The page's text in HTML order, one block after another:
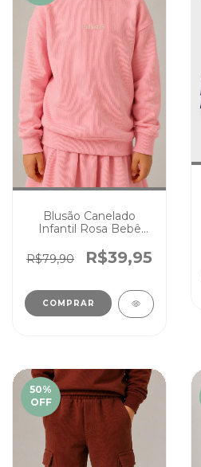
Blusão Canelado
Infantil Rosa Bebê
Menino
R$79,90 R$39,95
COMPRAR
50%
OFF